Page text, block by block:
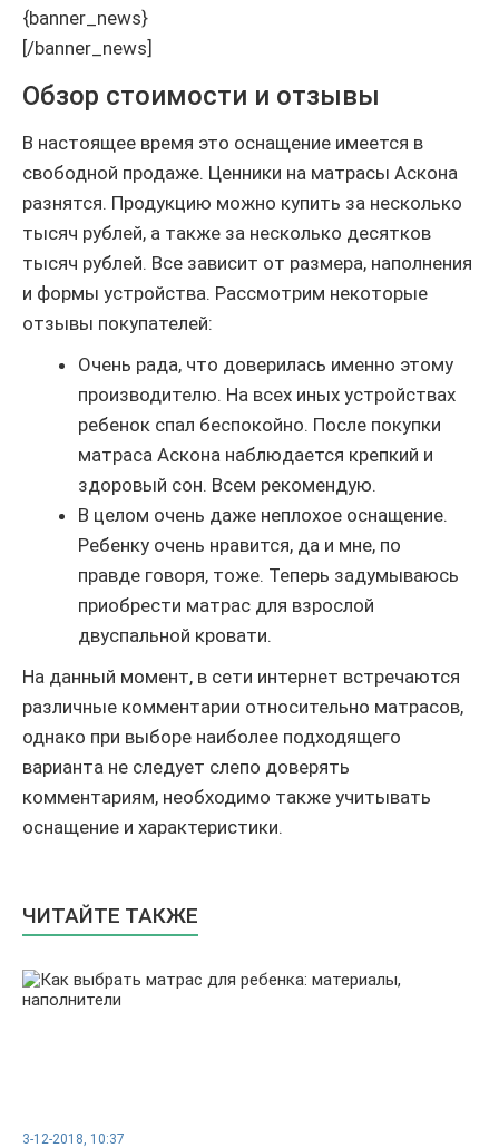
{banner_news}
[/banner_news]
Обзор стоимости и отзывы
В настоящее время это оснащение имеется в
свободной продаже. Ценники на матрасы Аскона
разнятся. Продукцию можно купить за несколько
тысяч рублей, а также за несколько десятков
тысяч рублей. Все зависит от размера, наполнения
и формы устройства. Рассмотрим некоторые
отзывы покупателей:
Очень рада, что доверилась именно этому
производителю. На всех иных устройствах
ребенок спал беспокойно. После покупки
матраса Аскона наблюдается крепкий и
здоровый сон. Всем рекомендую.
В целом очень даже неплохое оснащение.
Ребенку очень нравится, да и мне, по
правде говоря, тоже. Теперь задумываюсь
приобрести матрас для взрослой
двуспальной кровати.
На данный момент, в сети интернет встречаются
различные комментарии относительно матрасов,
однако при выборе наиболее подходящего
варианта не следует слепо доверять
комментариям, необходимо также учитывать
оснащение и характеристики.
ЧИТАЙТЕ ТАКЖЕ
3-12-2018, 10:37